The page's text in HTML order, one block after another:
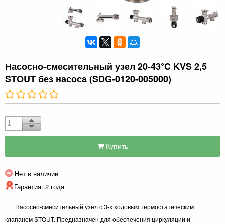
Насосно-смесительный узел 20-43°C KVS 2,5
STOUT без насоса (SDG-0120-005000)
Купить
Нет в наличии
Гарантия: 2 года
Насосно-смесительный узел с 3-х ходовым термостатическим
клапаном STOUT. Предназначен для обеспечения циркуляции и